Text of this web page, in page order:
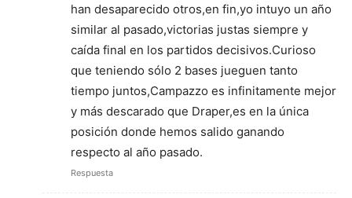
han desaparecido otros,en fin,yo intuyo un año
similar al pasado,victorias justas siempre y
caída final en los partidos decisivos.Curioso
que teniendo sólo 2 bases jueguen tanto
tiempo juntos,Campazzo es infinitamente mejor
y más descarado que Draper,es en la única
posición donde hemos salido ganando
respecto al año pasado.
Respuesta